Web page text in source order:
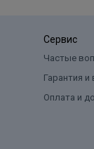
Сервис
Частые
Гарантия и
Оплата и